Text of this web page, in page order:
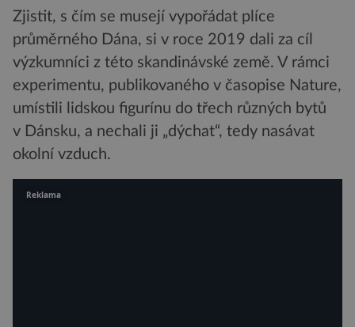
Zjistit, s čím se musejí vypořádat plíce
průměrného Dána, si v roce 2019 dali za cíl
výzkumníci z této skandinávské země. V rámci
experimentu, publikovaného v časopise Nature,
umístili lidskou figurínu do třech různých bytů
v Dánsku, a nechali ji „dýchat“, tedy nasávat
okolní vzduch.
Reklama